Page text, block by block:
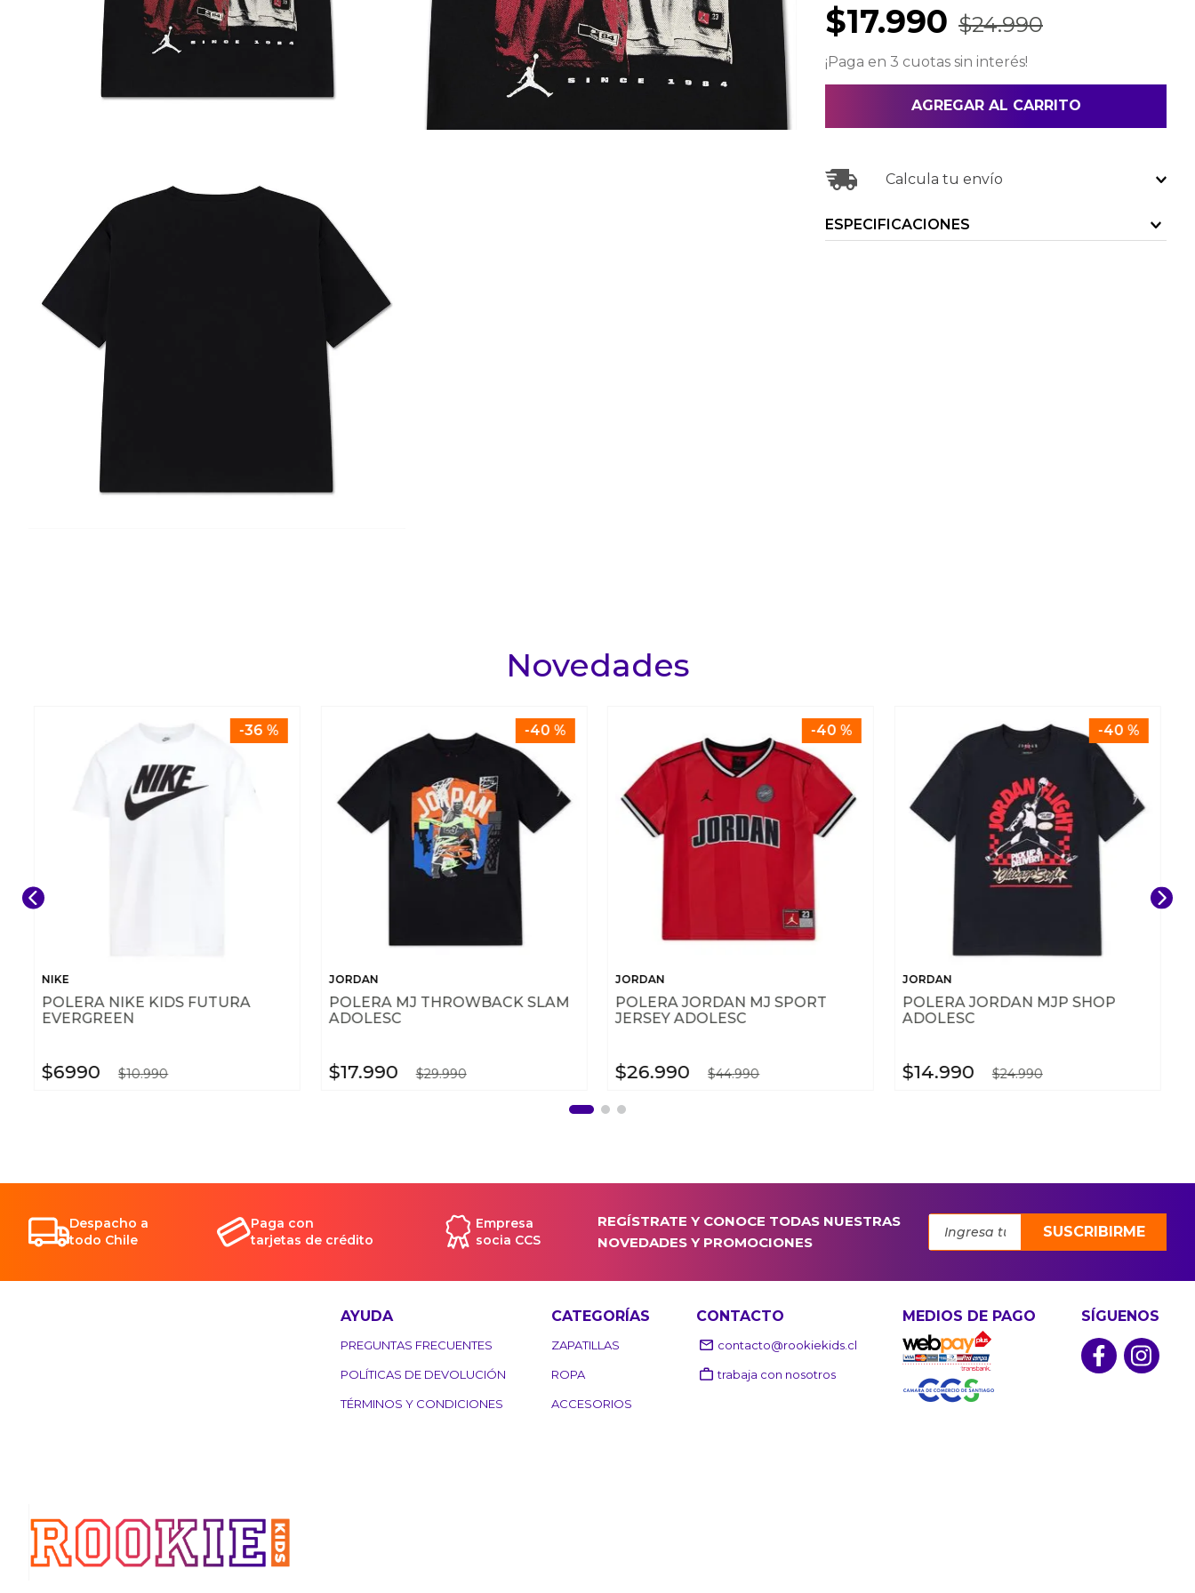
$17.990 $24.990
¡Paga en 3 cuotas sin interés!
AGREGAR AL CARRITO
Calcula tu envío
ESPECIFICACIONES
Novedades
-36 %
NIKE
POLERA NIKE KIDS FUTURA
EVERGREEN
$6990 $10.990
-40 %
JORDAN
POLERA MJ THROWBACK SLAM
ADOLESC
$17.990 $29.990
-40 %
JORDAN
POLERA JORDAN MJ SPORT
JERSEY ADOLESC
$26.990 $44.990
-40 %
JORDAN
POLERA JORDAN MJP SHOP
ADOLESC
$14.990 $24.990
Despacho a
todo Chile
Paga con
tarjetas de crédito
Empresa
socia CCS
REGÍSTRATE Y CONOCE TODAS NUESTRAS
NOVEDADES Y PROMOCIONES
SUSCRIBIRME
AYUDA
PREGUNTAS FRECUENTES
POLÍTICAS DE DEVOLUCIÓN
TÉRMINOS Y CONDICIONES
CATEGORÍAS
ZAPATILLAS
ROPA
ACCESORIOS
CONTACTO
contacto@rookiekids.cl
trabaja con nosotros
MEDIOS DE PAGO SÍGUENOS
10. nike tech